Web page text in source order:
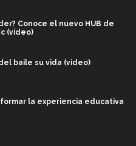
Conoce el nuevo HUB de
(video)
baile su vida (video)
la experiencia educativa